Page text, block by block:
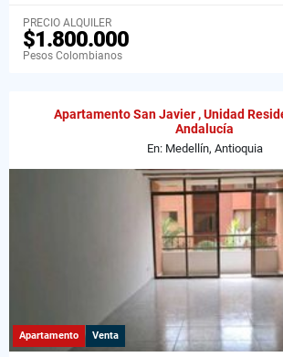
PRECIO ALQUILER
$1.800.000
Pesos Colombianos
Apartamento San Javier , Unidad
Andalucía
En: Medellín, Antioquia
Apartamento Venta